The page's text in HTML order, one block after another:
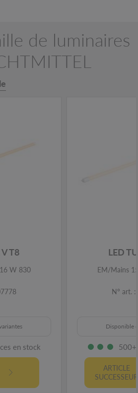
de luminaires
T8
W 830
en stock
LED
EM/Mains
N° art.
Disponible
500+
ARTICLE
SUCCESSEUR